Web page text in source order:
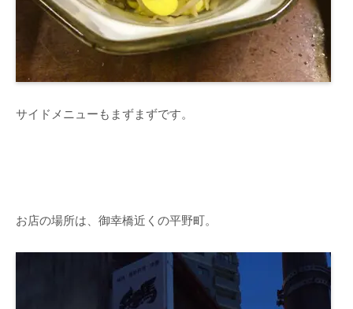
サイドメニューもまずまずです。
お店の場所は、御幸橋近くの平野町。